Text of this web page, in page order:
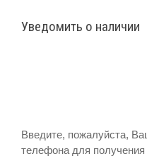
Уведомить о наличии
Введите, пожалуйста,
телефона для